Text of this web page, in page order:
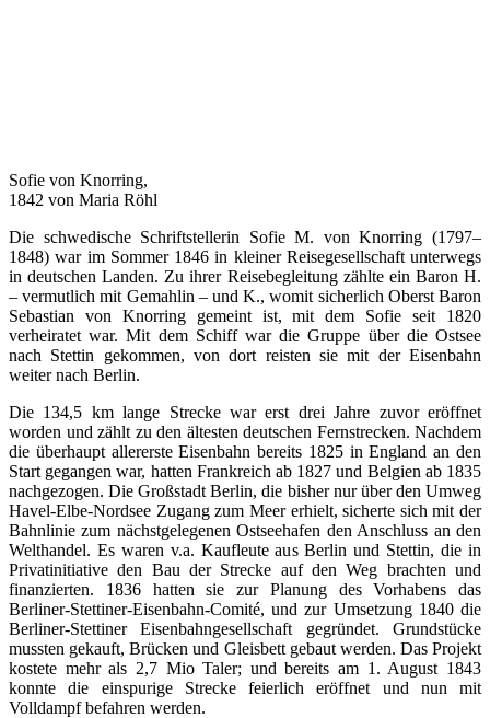
Sofie von Knorring,
1842 von Maria Röhl
Die schwedische Schriftstellerin Sofie M. von Knorring (1797–
1848) war im Sommer 1846 in kleiner Reisegesellschaft unterwegs
in deutschen Landen. Zu ihrer Reisebegleitung zählte ein Baron H.
– vermutlich mit Gemahlin – und K., womit sicherlich Oberst Baron
Sebastian von Knorring gemeint ist, mit dem Sofie seit 1820
verheiratet war. Mit dem Schiff war die Gruppe über die Ostsee
nach Stettin gekommen, von dort reisten sie mit der Eisenbahn
weiter nach Berlin.
Die 134,5 km lange Strecke war erst drei Jahre zuvor eröffnet
worden und zählt zu den ältesten deutschen Fernstrecken. Nachdem
die überhaupt allererste Eisenbahn bereits 1825 in England an den
Start gegangen war, hatten Frankreich ab 1827 und Belgien ab 1835
nachgezogen. Die Großstadt Berlin, die bisher nur über den Umweg
Havel-Elbe-Nordsee Zugang zum Meer erhielt, sicherte sich mit der
Bahnlinie zum nächstgelegenen Ostseehafen den Anschluss an den
Welthandel. Es waren v.a. Kaufleute aus Berlin und Stettin, die in
Privatinitiative den Bau der Strecke auf den Weg brachten und
finanzierten. 1836 hatten sie zur Planung des Vorhabens das
Berliner-Stettiner-Eisenbahn-Comité, und zur Umsetzung 1840 die
Berliner-Stettiner Eisenbahngesellschaft gegründet. Grundstücke
mussten gekauft, Brücken und Gleisbett gebaut werden. Das Projekt
kostete mehr als 2,7 Mio Taler; und bereits am 1. August 1843
konnte die einspurige Strecke feierlich eröffnet und nun mit
Volldampf befahren werden.